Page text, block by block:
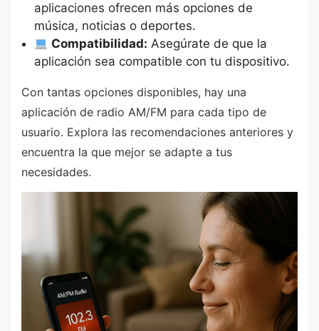
aplicaciones ofrecen más opciones de
música, noticias o deportes.
Compatibilidad: Asegúrate de que la
aplicación sea compatible con tu dispositivo.
Con tantas opciones disponibles, hay una
aplicación de radio AM/FM para cada tipo de
usuario. Explora las recomendaciones anteriores y
encuentra la que mejor se adapte a tus
necesidades.